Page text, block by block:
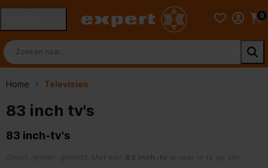
0
Home Televisies
83 inch tv's
83 inch-tv's
Groot, groter, grootst. Met een 83 inch-tv